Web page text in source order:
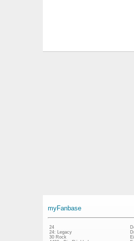
myFanbase
24
24: Legacy
30 Rock